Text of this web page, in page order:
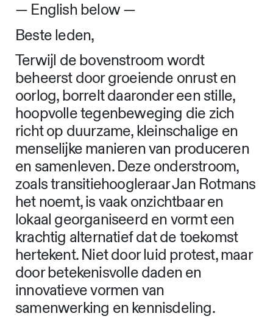
— English below —
Beste leden,
Terwijl de bovenstroom wordt
beheerst door groeiende onrust en
oorlog, borrelt daaronder een stille,
hoopvolle tegenbeweging die zich
richt op duurzame, kleinschalige en
menselijke manieren van produceren
en samenleven. Deze onderstroom,
zoals transitiehoogleraar Jan Rotmans
het noemt, is vaak onzichtbaar en
lokaal georganiseerd en vormt een
krachtig alternatief dat de toekomst
hertekent. Niet door luid protest, maar
door betekenisvolle daden en
innovatieve vormen van
samenwerking en kennisdeling.